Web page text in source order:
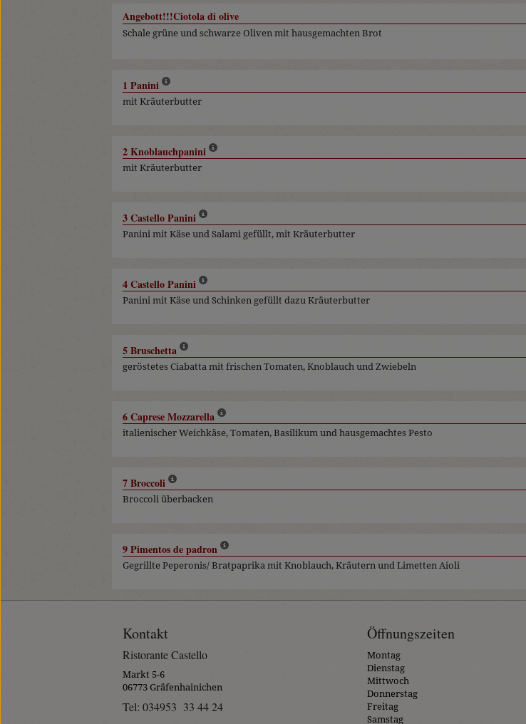
Angebott!!!Ciotola di olive
Schale grüne und schwarze Oliven mit hausgemachten Brot
1 Panini
mit Kräuterbutter
2 Knoblauchpanini
mit Kräuterbutter
3 Castello Panini
Panini mit Käse und Salami gefüllt, mit Kräuterbutter
4 Castello Panini
Panini mit Käse und Schinken gefüllt dazu Kräuterbutter
5 Bruschetta
geröstetes Ciabatta mit frischen Tomaten, Knoblauch und Zwiebeln
6 Caprese Mozzarella
italienischer Weichkäse, Tomaten, Basilikum und hausgemachtes Pesto
7 Broccoli
Broccoli überbacken
9 Pimentos de padron
Gegrillte Peperonis/ Bratpaprika mit Knoblauch, Kräutern und Limetten Aioli
Kontakt
Ristorante Castello
Markt 5-6
06773 Gräfenhainichen
Tel: 034953 33 44 24
Öffnungszeiten
Montag
Dienstag
Mittwoch
Donnerstag
Freitag
Samstag